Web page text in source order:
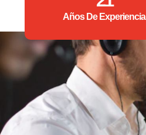
Años De Experiencia